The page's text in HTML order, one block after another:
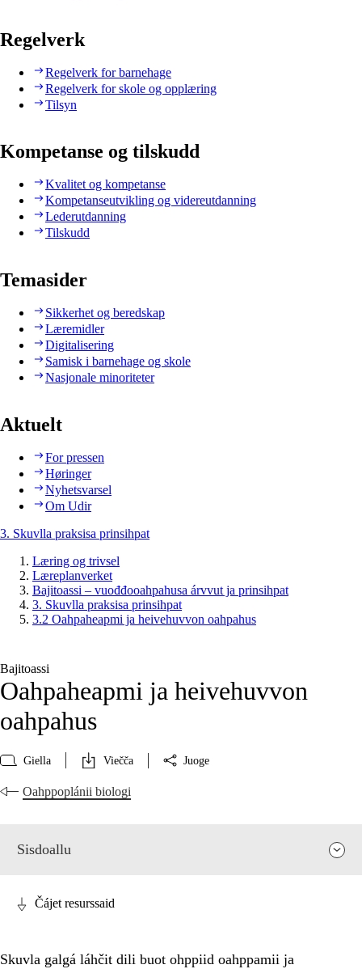
Regelverk
Regelverk for barnehage
Regelverk for skole og opplæring
Tilsyn
Kompetanse og tilskudd
Kvalitet og kompetanse
Kompetanseutvikling og videreutdanning
Lederutdanning
Tilskudd
Temasider
Sikkerhet og beredskap
Læremidler
Digitalisering
Samisk i barnehage og skole
Nasjonale minoriteter
Aktuelt
For pressen
Høringer
Nyhetsvarsel
Om Udir
3. Skuvlla praksisa prinsihpat
Læring og trivsel
Læreplanverket
Bajitoassi – vuođđooahpahusa árvvut ja prinsihpat
3. Skuvlla praksisa prinsihpat
3.2 Oahpaheapmi ja heivehuvvon oahpahus
Bajitoassi
Oahpaheapmi ja heivehuvvon
oahpahus
Giella Viečča Juoge
Oahppoplánii biologi
Sisdoallu
Čájet resurssaid
Skuvla galgá láhčit dili buot ohppiid oahppamii ja